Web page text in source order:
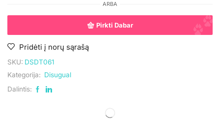
ARBA
Pirkti Dabar
Pridėti į norų sąrašą
SKU: DSDT061
Kategorija: Disugual
Dalintis: